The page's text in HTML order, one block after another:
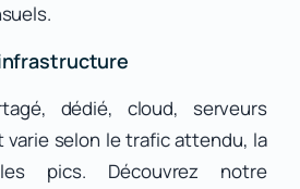
dédié, cloud, serveurs
varie selon le trafic attendu, la
pics. Découvrez notre